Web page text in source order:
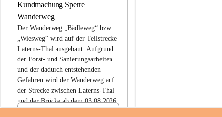
Kundmachung Sperre
Wanderweg
Der Wanderweg „Bädleweg“ bzw.
„Wiesweg“ wird auf der Teilstrecke
Laterns-Thal ausgebaut. Aufgrund
der Forst- und Sanierungsarbeiten
und der dadurch entstehenden
Gefahren wird der Wanderweg auf
der Strecke zwischen Laterns-Thal
und der Brücke ab dem 03.08.2026